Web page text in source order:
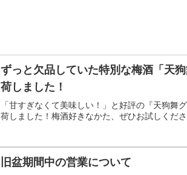
ずっと欠品していた特別な梅酒「天
荷しました！
「甘すぎなくて美味しい！」と好評の『天狗舞
荷しました！梅酒好きなかた、ぜひお試しくだ
旧盆期間中の営業について